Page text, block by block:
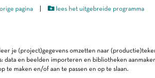
pagina| lees het uitgebreide programma
je (project)gegevens omzetten naar
data en beelden importeren en bibliotheken
te maken en/of aan te passen en op te slaan.